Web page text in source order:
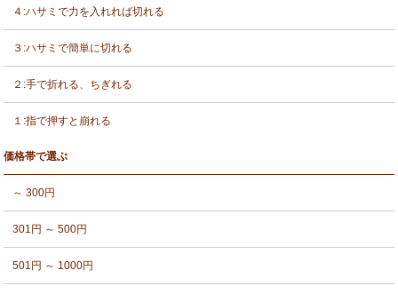
４:ハサミで力を入れれば切れる
３:ハサミで簡単に切れる
２:手で折れる、ちぎれる
１:指で押すと崩れる
価格帯で選ぶ
～ 300円
301円 ～ 500円
501円 ～ 1000円